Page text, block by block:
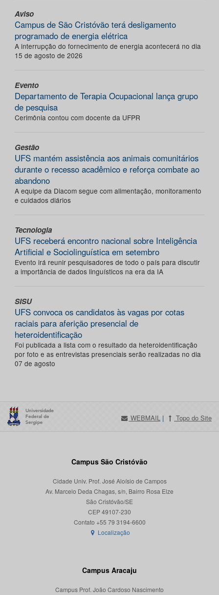
Aviso
Campus de São Cristóvão terá desligamento
programado de energia elétrica
A interrupção do fornecimento de energia acontecerá no dia
15 de agosto de 2026
Evento
Departamento de Terapia Ocupacional lança grupo
de pesquisa
Cerimônia contou com docente da UFPR
Gestão
UFS mantém assistência aos animais comunitários
durante o recesso acadêmico e reforça combate ao
abandono
A equipe da Diacom segue com alimentação, monitoramento
e cuidados diários
Tecnologia
UFS receberá encontro nacional sobre Inteligência
Artificial e Sociolinguística em setembro
Evento irá reunir pesquisadores de todo o país para discutir
a importância de dados linguísticos na era da IA
SISU
UFS convoca os candidatos às vagas por cotas
raciais para aferição presencial de
heteroidentificação
Foi publicada a lista com o resultado da heteroidentificação
por foto e as entrevistas presenciais serão realizadas no dia
07 de agosto
WEBMAIL | Topo do Site
Campus São Cristóvão
Cidade Univ. Prof. José Aloísio de Campos
Av. Marcelo Deda Chagas, s/n, Bairro Rosa Elze
São Cristóvão/SE
CEP 49107-230
Localização
Campus Aracaju
Campus Prof. João Cardoso Nascimento